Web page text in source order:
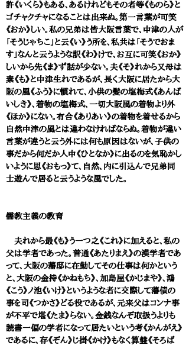
許《いくら》もある、あるけれどもその者等《ものら》と
ゴチャクチャになることは出来ぬ。第一言葉が可笑
《おか》しい。私の兄弟は皆大阪言葉で、中津の人が
「そうじゃちこ」と云《い》う所を、私共は「そうでおま
す」なんと云うような訳《わ》けで、お互に可笑《おか》
しいから先《ま》ず話が少ない。夫《そ》れから又母は
素《も》と中津生れであるが、長く大阪に居たから大
阪の風《ふう》に慣れて、小供の髪の塩梅式《あんば
いしき》、着物の塩梅式、一切大阪風の着物より外
《ほか》にない。有合《ありあい》の着物を着せるから
自然中津の風とは違わなければならぬ。着物が違い
言葉が違うと云う外には何も原因はないが、子供の
事だから何だか人中《ひとなか》に出るのを気恥かし
いように思《おもっ》て、自然、内に引込んで兄弟同
士遊んで居ると云うような風でした。
儒教主義の教育
夫れから最《も》う一つ之《これ》に加えると、私の
父は学者であった。普通《あたりまえ》の漢学者であ
って、大阪の藩邸に在勤してその仕事は何かという
と、大阪の金持《かねもち》、加島屋《かじまや》、鴻
《こう》ノ池《いけ》というような者に交際して藩債の
事を司《つかさ》どる役であるが、元来父はコンナ事
が不平で堪《たま》らない。金銭なんぞ取扱うよりも
読書一偏の学者になって居たいという考《かんがえ》
であるに、存《ぞん》じ掛《かけ》もなく算盤《そろば